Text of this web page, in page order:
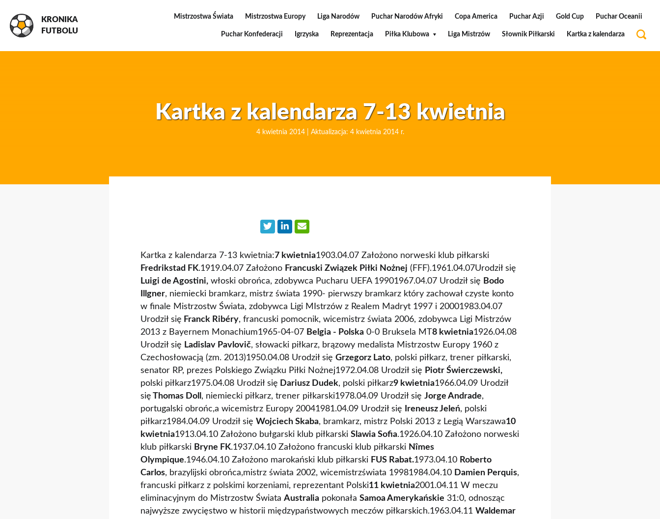
KRONIKA
FUTBOLU
Mistrzostwa Świata Mistrzostwa Europy Liga Narodów Puchar Narodów Afryki Copa America Puchar Azji Gold Cup Puchar Oceanii
Puchar Konfederacji Igrzyska Reprezentacja Piłka Klubowa Liga Mistrzów Słownik Piłkarski Kartka z kalendarza
Kartka z kalendarza 7-13 kwietnia
4 kwietnia 2014 | Aktualizacja: 4 kwietnia 2014 r.
Kartka z kalendarza 7-13 kwietnia:7 kwietnia1903.04.07 Założono norweski klub piłkarski
Fredrikstad FK.1919.04.07 Założono Francuski Związek Piłki Nożnej (FFF).1961.04.07Urodził się
Luigi de Agostini, włoski obrońca, zdobywca Pucharu UEFA 19901967.04.07 Urodził się Bodo
Illgner, niemiecki bramkarz, mistrz świata 1990- pierwszy bramkarz który zachował czyste konto
w finale Mistrzostw Świata, zdobywca Ligi MIstrzów z Realem Madryt 1997 i 20001983.04.07
Urodził się Franck Ribéry, francuski pomocnik, wicemistrz świata 2006, zdobywca Ligi Mistrzów
2013 z Bayernem Monachium1965-04-07 Belgia - Polska 0-0 Bruksela MT8 kwietnia1926.04.08
Urodził się Ladislav Pavlovič, słowacki piłkarz, brązowy medalista Mistrzostw Europy 1960 z
Czechosłowacją (zm. 2013)1950.04.08 Urodził się Grzegorz Lato, polski piłkarz, trener piłkarski,
senator RP, prezes Polskiego Związku Piłki Nożnej1972.04.08 Urodził się Piotr Świerczewski,
polski piłkarz1975.04.08 Urodził się Dariusz Dudek, polski piłkarz9 kwietnia1966.04.09 Urodził
się Thomas Doll , niemiecki piłkarz, trener piłkarski1978.04.09 Urodził się Jorge Andrade,
portugalski obrońc,a wicemistrz Europy 20041981.04.09 Urodził się
Ireneusz Jeleń, polski
piłkarz1984.04.09 Urodził się Wojciech Skaba, bramkarz, mistrz Polski 2013 z Legią Warszawa10
kwietnia1913.04.10 Założono bułgarski klub piłkarski Slawia Sofia.1926.04.10 Założono norweski
klub piłkarski Bryne FK.1937.04.10 Założono francuski klub piłkarski Nîmes
Olympique.1946.04.10 Założono marokański klub piłkarski FUS Rabat.1973.04.10 Roberto
Carlos, brazylijski obrońca,mistrz świata 2002, wicemistrzświata 19981984.04.10 Damien Perquis,
francuski piłkarz z polskimi korzeniami, reprezentant Polski11 kwietnia2001.04.11 W meczu
eliminacyjnym do Mistrzostw Świata Australia pokonała Samoa Amerykańskie 31:0, odnosząc
najwyższe zwycięstwo w historii międzypaństwowych meczów piłkarskich.1963.04.11 Waldemar